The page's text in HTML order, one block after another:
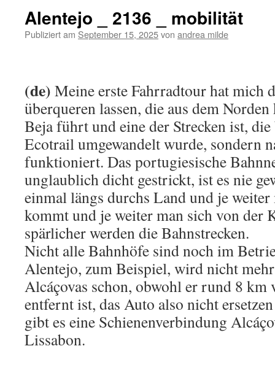
Alentejo _ 2136 _ mobilität
Publiziert am September 15, 2025von andrea milde
(de) Meine erste Fahrradtour hat mich
überqueren lassen, die aus dem
Beja führt und eine der Strecken ist,
Ecotrail umgewandelt wurde, sondern
funktioniert. Das portugiesische
unglaublich dicht gestrickt, ist es nie
einmal längs durchs Land und je weiter
kommt und je weiter man sich von der
spärlicher werden die Bahnstrecken.
Nicht alle Bahnhöfe sind noch im
Alentejo, zum Beispiel, wird nicht
Alcáçovas schon, obwohl er rund 8 km
entfernt ist, das Auto also nicht
gibt es eine Schienenverbindung
Lissabon.